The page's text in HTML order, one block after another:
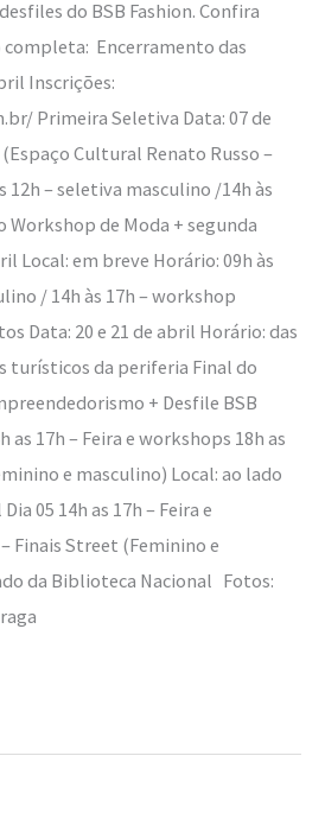
do BSB Fashion. Confira
Encerramento das
Inscrições:
Primeira Seletiva Data: 07 de
Cultural Renato Russo –
12h – seletiva masculino /14h às
Workshop de Moda + segunda
Local: em breve Horário: 09h às
/ 14h às 17h – workshop
Data: 20 e 21 de abril Horário: das
turísticos da periferia Final do
+ Desfile BSB
as 17h – Feira e workshops 18h as
e masculino) Local: ao lado
05 14h as 17h – Feira e
Finais Street (Feminino e
da Biblioteca Nacional Fotos: